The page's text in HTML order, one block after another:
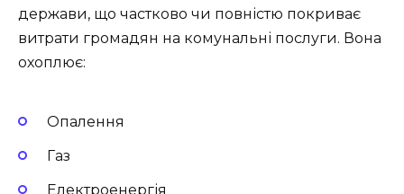
держави, що частково чи повністю покриває
витрати громадян на комунальні послуги. Вона
охоплює:
Опалення
Газ
Електроенергія